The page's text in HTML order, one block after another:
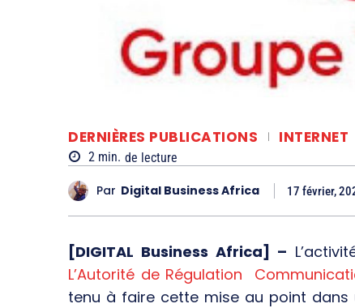
DERNIÈRES PUBLICATIONS INTERNET
2 min. de lecture
Par Digital Business Africa 17 février,
[DIGITAL Business Africa] –
L’Autorité de Régulation
tenu à faire cette mise au point dans